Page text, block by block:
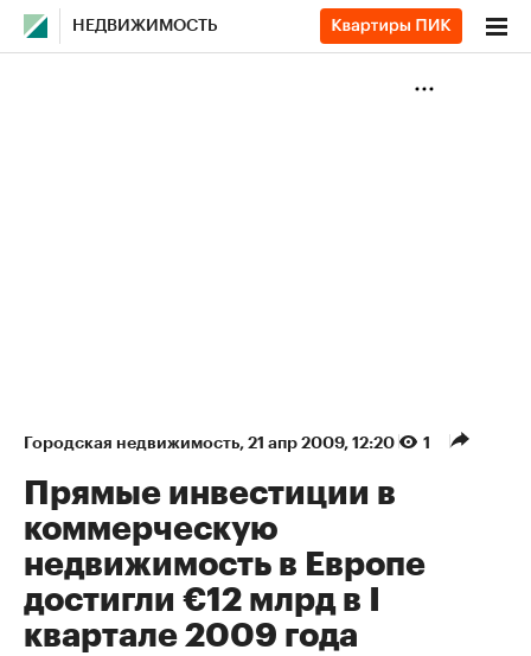
НЕДВИЖИМОСТЬ
Городская недвижимость⁠, 21 апр 2009, 12:20 1
Прямые инвестиции в
коммерческую
недвижимость в Европе
достигли €12 млрд в I
квартале 2009 года